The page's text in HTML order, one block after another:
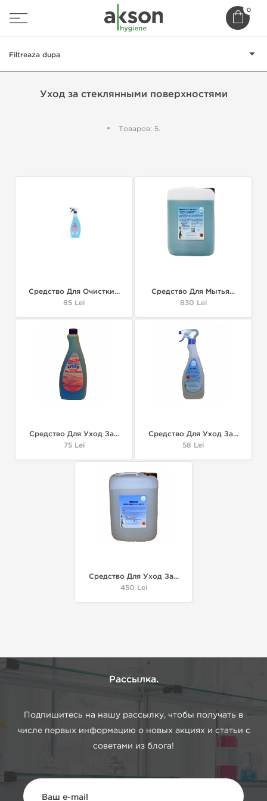
0
Filtreaza dupa
Уход за стеклянными поверхностями
Товаров: 5.
Средство Для Очистки...
Цена
85 Lei
Средство Для Мытья...
Цена
830 Lei
Средство Для Уход За...
Цена
75 Lei
Средство Для Уход За...
Цена
58 Lei
Средство Для Уход За...
Цена
450 Lei
Рассылка.
Подпишитесь на нашу рассылку, чтобы получать в
числе первых информацию о новых акциях и статьи с
советами из блога!